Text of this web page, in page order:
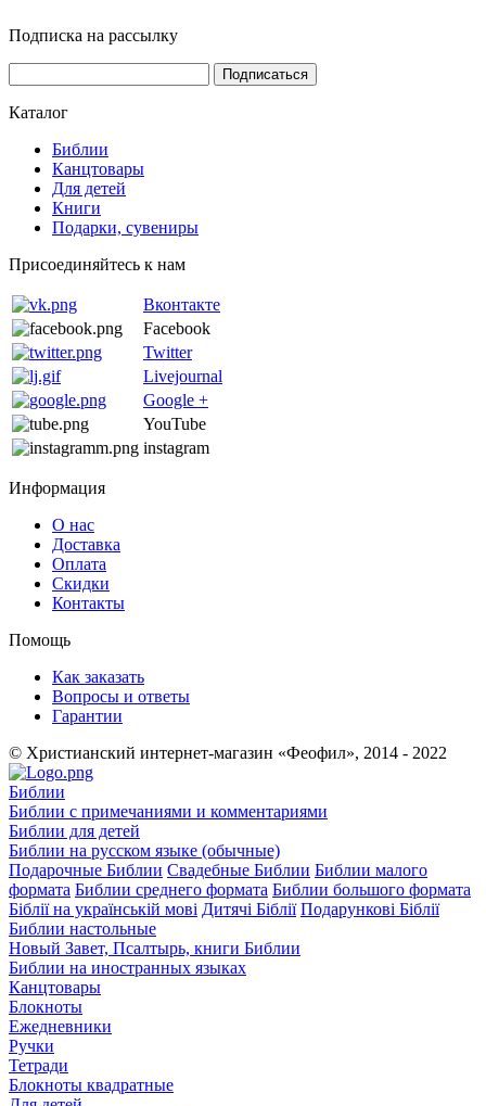
Подписка на рассылку
Каталог
Библии
Канцтовары
Для детей
Книги
Подарки, сувениры
Присоединяйтесь к нам
Вконтакте
Facebook
Twitter
Livejournal
Google +
YouTube
instagram
Информация
О нас
Доставка
Оплата
Скидки
Контакты
Помощь
Как заказать
Вопросы и ответы
Гарантии
© Христианский интернет-магазин «Феофил», 2014 - 2022
Библии
Библии с примечаниями и комментариями
Библии для детей
Библии на русском языке (обычные)
Подарочные Библии Свадебные Библии Библии малого
формата Библии среднего формата Библии большого формата
Біблії на українській мові Дитячі Біблії Подарункові Біблії
Библии настольные
Новый Завет, Псалтырь, книги Библии
Библии на иностранных языках
Канцтовары
Блокноты
Ежедневники
Ручки
Тетради
Блокноты квадратные